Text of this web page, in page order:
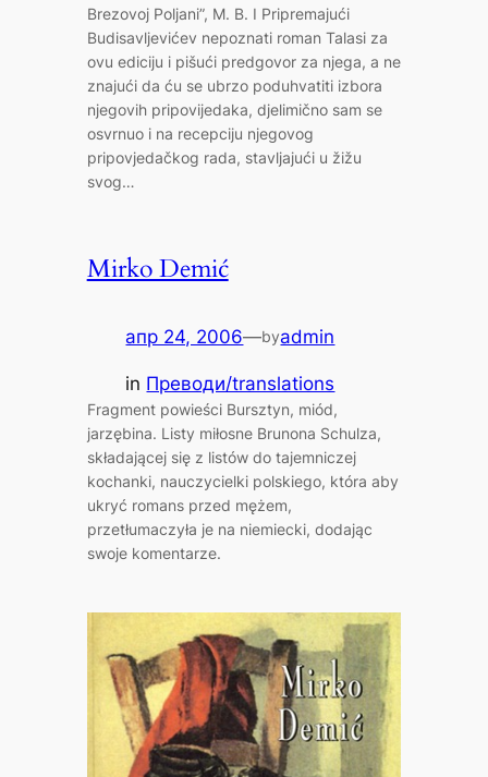
Brezovoj Poljani”, M. B. I Pripremajući
Budisavljevićev nepoznati roman Talasi za
ovu ediciju i pišući predgovor za njega, a ne
znajući da ću se ubrzo poduhvatiti izbora
njegovih pripovijedaka, djelimično sam se
osvrnuo i na recepciju njegovog
pripovjedačkog rada, stavljajući u žižu
svog…
Mirko Demić
апр 24, 2006—byadmin
in Преводи/translations
Fragment powieści Bursztyn, miód,
jarzębina. Listy miłosne Brunona Schulza,
składającej się z listów do tajemniczej
kochanki, nauczycielki polskiego, która aby
ukryć romans przed mężem,
przetłumaczyła je na niemiecki, dodając
swoje komentarze.